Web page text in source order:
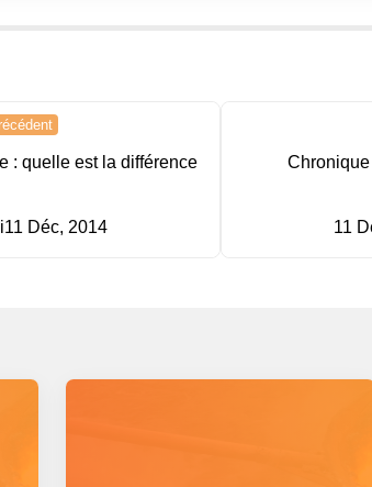
: quelle est la différence
11 Déc, 2014 11